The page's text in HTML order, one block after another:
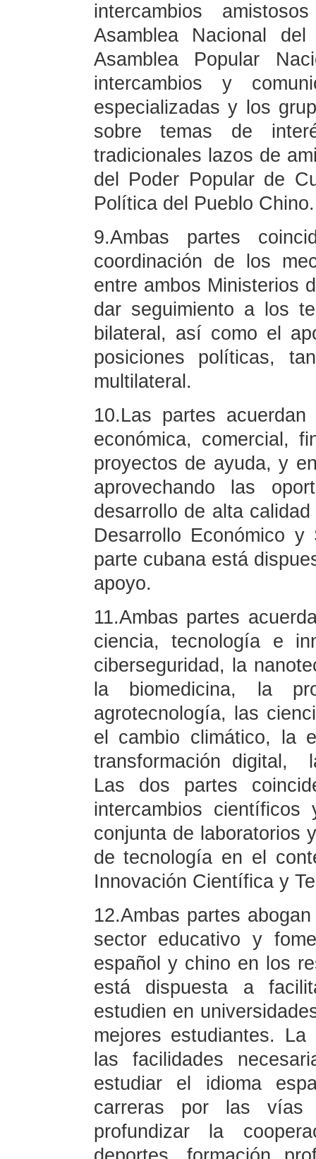
intercambios
Asamblea Nacional
Asamblea Popular
intercambios y
especializadas y los
sobre temas de
tradicionales lazos de
del Poder Popular de
Política del Pueblo Chino.
9.Ambas partes
coordinación de los
entre ambos Ministerios
dar seguimiento a los
bilateral, así como el
posiciones políticas,
multilateral.
10.Las partes
económica, comercial,
proyectos de ayuda, y
aprovechando las
desarrollo de alta
Desarrollo Económico
parte cubana está
apoyo.
11.Ambas partes
ciencia, tecnología e
ciberseguridad, la
la biomedicina, la
agrotecnología, las
el cambio climático, la
transformación digital,
Las dos partes
intercambios
conjunta de laboratorios
de tecnología en el
Innovación Científica y
12.Ambas partes
sector educativo y
español y chino en los
está dispuesta a
estudien en
mejores estudiantes.
las facilidades
estudiar el idioma
carreras por las vías
profundizar la